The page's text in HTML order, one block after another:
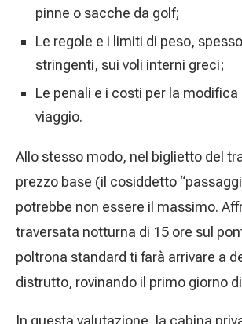
pinne o sacche da golf;
Le regole e i limiti di peso,
stringenti, sui voli interni greci;
Le penali e i costi per la modifica
viaggio.
Allo stesso modo, nel biglietto del
prezzo base (il cosiddetto
potrebbe non essere il massimo.
traversata notturna di 15 ore sul
poltrona standard ti farà arrivare a
distrutto, rovinando il primo giorno
In questa valutazione, la cabina